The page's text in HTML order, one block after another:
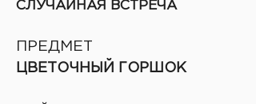
СЛУЧАЙНАЯ ВСТРЕЧА
ПРЕДМЕТ
ЦВЕТОЧНЫЙ ГОРШОК